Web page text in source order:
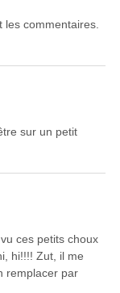
les commentaires.
sur un petit
ces petits choux
hi!!!! Zut, il me
remplacer par